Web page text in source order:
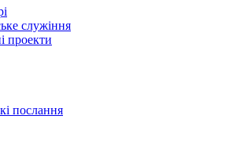
служіння
проекти
послання